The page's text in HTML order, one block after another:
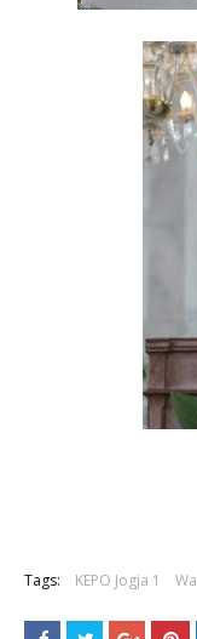
Tags: KEPO Jogja 1